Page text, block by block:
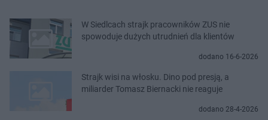
W Siedlcach strajk pracowników ZUS nie
spowoduje dużych utrudnień dla klientów
dodano 16-6-2026
Strajk wisi na włosku. Dino pod presją, a
miliarder Tomasz Biernacki nie reaguje
dodano 28-4-2026